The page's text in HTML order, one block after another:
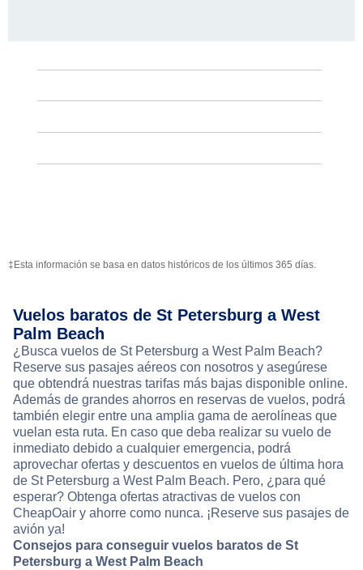
‡Esta información se basa en datos históricos de los últimos 365 días.
Vuelos baratos de St Petersburg a West
Palm Beach
¿Busca vuelos de St Petersburg a West Palm Beach?
Reserve sus pasajes aéreos con nosotros y asegúrese
que obtendrá nuestras tarifas más bajas disponible online.
Además de grandes ahorros en reservas de vuelos, podrá
también elegir entre una amplia gama de aerolíneas que
vuelan esta ruta. En caso que deba realizar su vuelo de
inmediato debido a cualquier emergencia, podrá
aprovechar ofertas y descuentos en vuelos de última hora
de St Petersburg a West Palm Beach. Pero, ¿para qué
esperar? Obtenga ofertas atractivas de vuelos con
CheapOair y ahorre como nunca. ¡Reserve sus pasajes de
avión ya!
Consejos para conseguir vuelos baratos de St
Petersburg a West Palm Beach